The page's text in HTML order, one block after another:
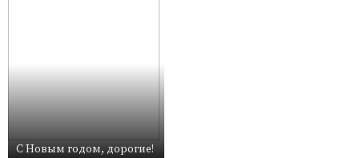
С Новым годом, дорогие!